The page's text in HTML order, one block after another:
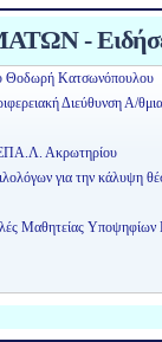
-
Θοδωρή Κατσωνόπουλου
Διεύθυνση Α/
Ακρωτηρίου
για την κάλυψη
Μαθητείας